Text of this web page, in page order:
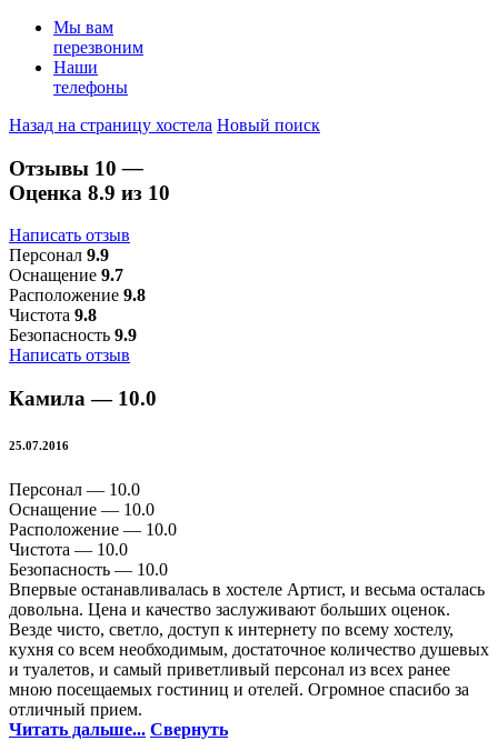
Мы вам
перезвоним
Наши
телефоны
Назад на страницу хостела Новый поиск
Отзывы 10 —
Оценка 8.9 из 10
Написать отзыв
Персонал 9.9
Оснащение 9.7
Расположение 9.8
Чистота 9.8
Безопасность 9.9
Написать отзыв
Камила — 10.0
25.07.2016
Персонал — 10.0
Оснащение — 10.0
Расположение — 10.0
Чистота — 10.0
Безопасность — 10.0
Впервые останавливалась в хостеле Артист, и весьма осталась
довольна. Цена и качество заслуживают больших оценок.
Везде чисто, светло, доступ к интернету по всему хостелу,
кухня со всем необходимым, достаточное количество душевых
и туалетов, и самый приветливый персонал из всех ранее
мною посещаемых гостиниц и отелей. Огромное спасибо за
отличный прием.
Читать дальше... Свернуть